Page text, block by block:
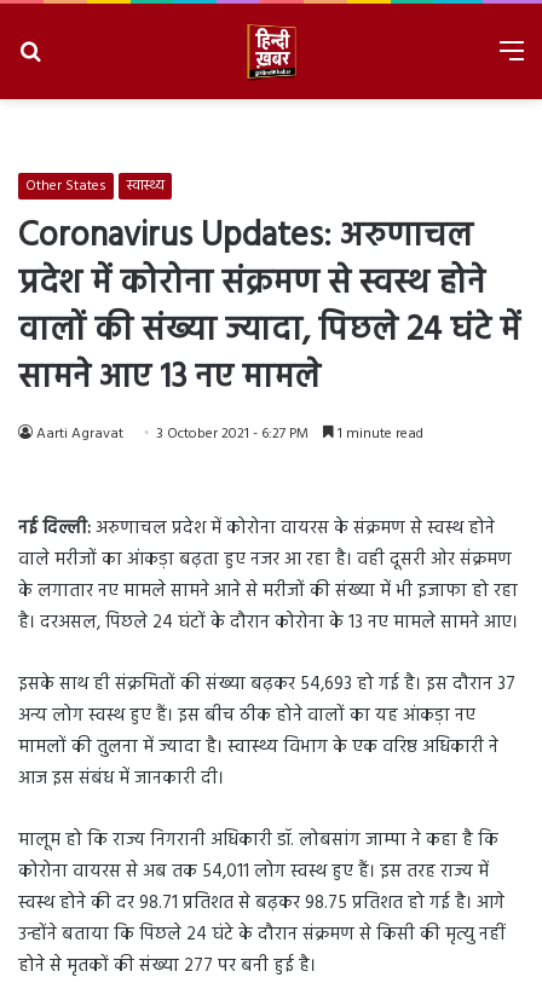
Other States स्वास्थ्य
Coronavirus Updates: अरुणाचल
प्रदेश में कोरोना संक्रमण से स्वस्थ होने
वालों की संख्या ज्यादा, पिछले 24 घंटे में
सामने आए 13 नए मामले
Aarti Agravat 3 October 2021 - 6:27 PM 1 minute read
नई दिल्ली:अरुणाचल प्रदेश में कोरोना वायरस के संक्रमण से स्वस्थ होने
वाले मरीजों का आंकड़ा बढ़ता हुए नजर आ रहा है। वही दूसरी ओर संक्रमण
के लगातार नए मामले सामने आने से मरीजों की संख्या में भी इजाफा हो रहा
है। दरअसल, पिछले 24 घंटों के दौरान कोरोना के 13 नए मामले सामने आए।
इसके साथ ही संक्रमितों की संख्या बढ़कर 54,693 हो गई है। इस दौरान 37
अन्य लोग स्वस्थ हुए हैं। इस बीच ठीक होने वालों का यह आंकड़ा नए
मामलों की तुलना में ज्यादा है। स्वास्थ्य विभाग के एक वरिष्ठ अधिकारी ने
आज इस संबंध में जानकारी दी।
मालूम हो कि राज्य निगरानी अधिकारी डॉ. लोबसांग जाम्पा ने कहा है कि
कोरोना वायरस से अब तक 54,011 लोग स्वस्थ हुए हैं। इस तरह राज्य में
स्वस्थ होने की दर 98.71 प्रतिशत से बढ़कर 98.75 प्रतिशत हो गई है। आगे
उन्होंने बताया कि पिछले 24 घंटे के दौरान संक्रमण से किसी की मृत्यु नहीं
होने से मृतकों की संख्या 277 पर बनी हुई है।